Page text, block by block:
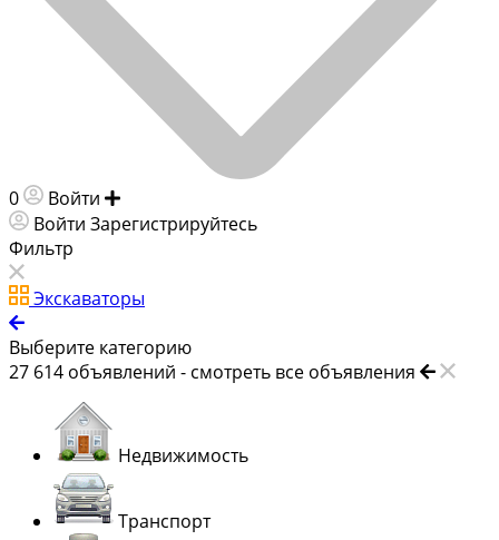
0 Войти
Войти Зарегистрируйтесь
Фильтр
Экскаваторы
Выберите категорию
27 614 объявлений - смотреть все объявления
Недвижимость
Транспорт